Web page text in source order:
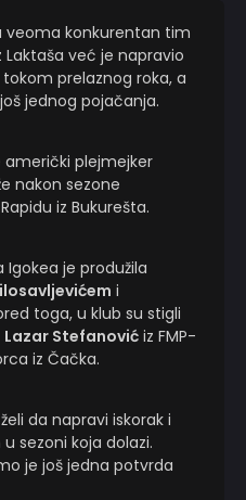
veoma konkurentan tim
Laktaša već je napravio
prelaznog roka, a
jednog pojačanja.
američki plejmejker
nakon sezone
iz Bukurešta.
je produžila
i
toga, u klub su stigli
Lazar Stefanović iz FMP-
iz Čačka.
da napravi iskorak i
sezoni koja dolazi.
je još jedna potvrda